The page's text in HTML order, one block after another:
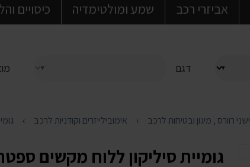
אביזרי רכב שמע ומולטימדיה כיסויים
דגם
אימובילייזרים וקודניות לרכב
גומיית סיליקון ללוח מקשים